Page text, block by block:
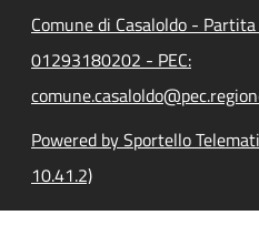
Comune di Casaloldo -
01293180202 - PEC:
Powered by Sportello
10.41.2)